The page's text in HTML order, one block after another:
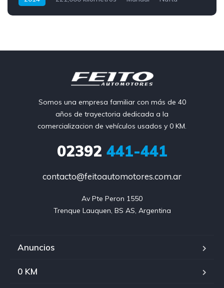
Somos una empresa familiar con más de 40
años de trayectoria dedicada a la
comercializacion de vehículos usados y 0 KM.
02392 441-441
contacto@feitoautomotores.com.ar
Av Pte Peron 1550
Trenque Lauquen, BS AS, Argentina
Anuncios
0 KM